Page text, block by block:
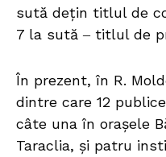
sută dețin titlul de
7 la sută ‒ titlul de
În prezent, în R.
dintre care 12
câte una în orașele
Taraclia, și patru